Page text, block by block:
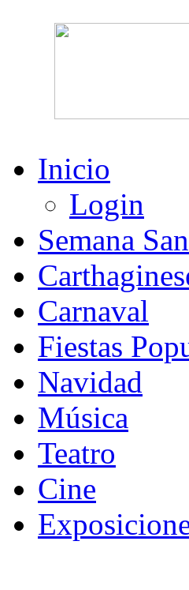
Inicio
Login
Semana
Carnaval
Fiestas
Navidad
Música
Teatro
Cine